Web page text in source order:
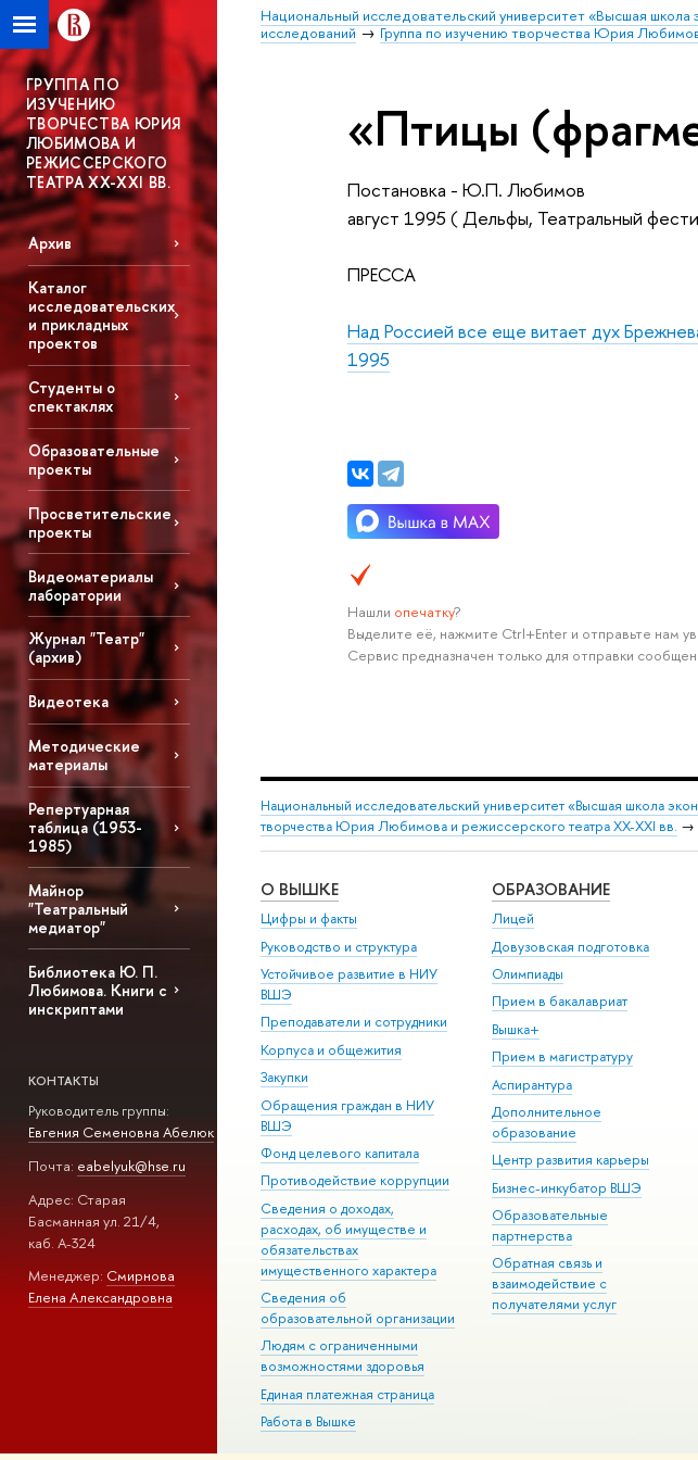
Национальный исследовательский университет «Высшая школа
исследований
Группа по изучению творчества Юрия
ГРУППА ПО
ИЗУЧЕНИЮ
ТВОРЧЕСТВА ЮРИЯ
ЛЮБИМОВА И
РЕЖИССЕРСКОГО
ТЕАТРА XX-XXI ВВ.
Архив
Каталог
исследовательских
и прикладных
проектов
Студенты о
спектаклях
Образовательные
проекты
Просветительские
проекты
Видеоматериалы
лаборатории
Журнал "Театр"
(архив)
Видеотека
Методические
материалы
Репертуарная
таблица (1953-
1985)
Майнор
"Театральный
медиатор"
Библиотека Ю. П.
Любимова. Книги с
инскриптами
КОНТАКТЫ
Руководитель группы:
Евгения Семеновна Абелюк
Почта: eabelyuk@hse.ru
Адрес: Старая
Басманная ул. 21/4,
каб. А-324
Менеджер: Смирнова
Елена Александровна
«Птицы
Постановка - Ю.П. Любимов
август 1995 ( Дельфы, Театральный
ПРЕССА
Над Россией все еще витает дух
1995
Нашли опечатку?
Выделите её, нажмите Ctrl+Enter и отправьте нам
Сервис предназначен только для отправки
Национальный исследовательский университет «Высшая школа
творчества Юрия Любимова и режиссерского театра XX-XXI вв. →
О ВЫШКЕ
Цифры и факты
Руководство и структура
Устойчивое развитие в НИУ
ВШЭ
Преподаватели и сотрудники
Корпуса и общежития
Закупки
Обращения граждан в НИУ
ВШЭ
Фонд целевого капитала
Противодействие коррупции
Сведения о доходах,
расходах, об имуществе и
обязательствах
имущественного характера
Сведения об
образовательной организации
Людям с ограниченными
возможностями здоровья
Единая платежная страница
Работа в Вышке
ОБРАЗОВАНИЕ
Лицей
Довузовская подготовка
Олимпиады
Прием в бакалавриат
Вышка+
Прием в магистратуру
Аспирантура
Дополнительное
образование
Центр развития карьеры
Бизнес-инкубатор ВШЭ
Образовательные
партнерства
Обратная связь и
взаимодействие с
получателями услуг